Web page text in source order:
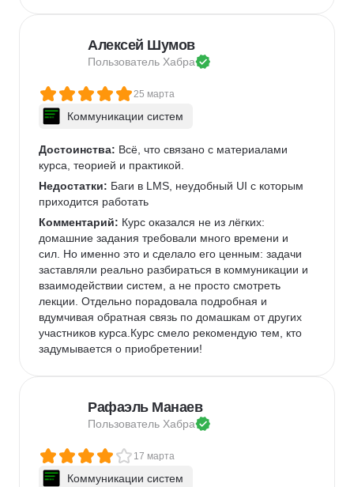
Алексей Шумов
Пользователь Хабра
25 марта
Коммуникации систем
Достоинства: Всё, что связано с материалами
курса, теорией и практикой.
Недостатки: Баги в LMS, неудобный UI с которым
приходится работать
Комментарий: Курс оказался не из лёгких:
домашние задания требовали много времени и
сил. Но именно это и сделало его ценным: задачи
заставляли реально разбираться в коммуникации и
взаимодействии систем, а не просто смотреть
лекции. Отдельно порадовала подробная и
вдумчивая обратная связь по домашкам от других
участников курса.Курс смело рекомендую тем, кто
задумывается о приобретении!
Рафаэль Манаев
Пользователь Хабра
17 марта
Коммуникации систем